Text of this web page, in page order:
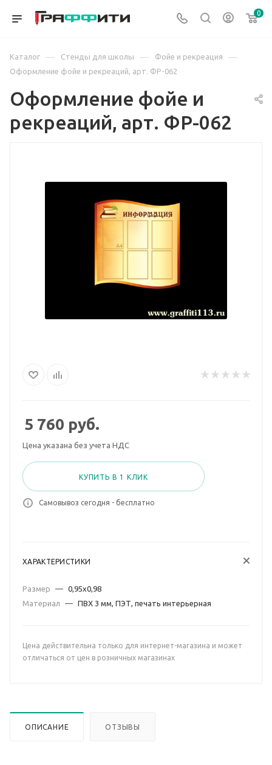
0
Каталог — Стенды для школы — Фойе и рекреация —
Оформление фойе и рекреаций, арт. ФР-062
Оформление фойе и
рекреаций, арт. ФР-062
5 760 руб.
Цена указана без учета НДС
КУПИТЬ В 1 КЛИК
Самовывоз сегодня - бесплатно
ХАРАКТЕРИСТИКИ
Размер — 0,95х0,98
Материал
— ПВХ 3 мм, ПЭТ, печать интерьерная
Цена действительна только для интернет-магазина и может
отличаться от цен в розничных магазинах
ОПИСАНИЕ ОТЗЫВЫ